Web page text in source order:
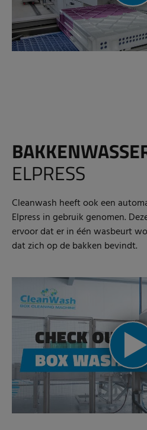
ELPRESS
Cleanwash heeft ook een
Elpress in gebruik genomen.
ervoor dat er in één wasbeurt
dat zich op de bakken bevindt.